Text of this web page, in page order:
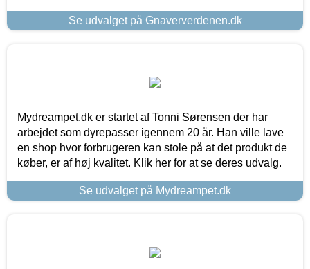
Se udvalget på Gnaververdenen.dk
Mydreampet.dk er startet af Tonni Sørensen der har
arbejdet som dyrepasser igennem 20 år. Han ville lave
en shop hvor forbrugeren kan stole på at det produkt de
køber, er af høj kvalitet. Klik her for at se deres udvalg.
Se udvalget på Mydreampet.dk